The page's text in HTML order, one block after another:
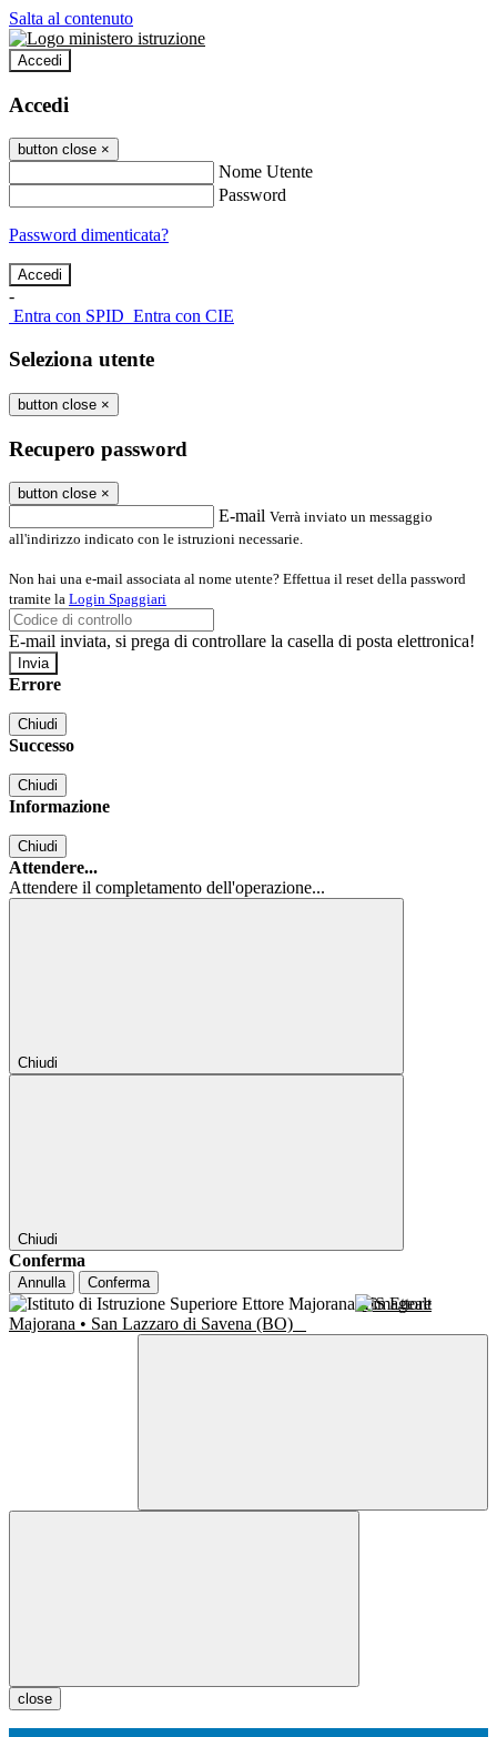
Salta al contenuto
Accedi
Accedi
button close ×
Nome Utente
Password
Password dimenticata?
-
Entra con SPID Entra con CIE
Seleziona utente
button close ×
Recupero password
button close ×
E-mail Verrà inviato un messaggio
all'indirizzo indicato con le istruzioni necessarie.
Non hai una e-mail associata al nome utente? Effettua il reset della password
tramite la Login Spaggiari
E-mail inviata, si prega di controllare la casella di posta elettronica!
Errore
Chiudi
Successo
Chiudi
Informazione
Chiudi
Attendere...
Attendere il completamento dell'operazione...
Chiudi
Chiudi
Conferma
Annulla Conferma
IIS Ettore
Majorana • San Lazzaro di Savena (BO)
close